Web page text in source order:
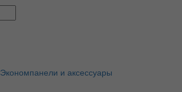
Экономпанели и аксессуары